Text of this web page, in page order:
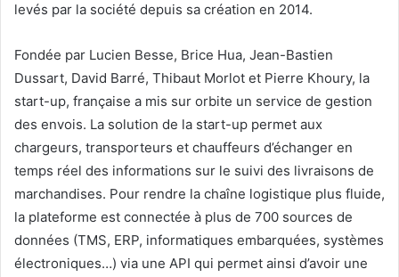
levés par la société depuis sa création en 2014.
Fondée par Lucien Besse, Brice Hua, Jean-Bastien
Dussart, David Barré, Thibaut Morlot et Pierre Khoury, la
start-up, française a mis sur orbite un service de gestion
des envois. La solution de la start-up permet aux
chargeurs, transporteurs et chauffeurs d’échanger en
temps réel des informations sur le suivi des livraisons de
marchandises. Pour rendre la chaîne logistique plus fluide,
la plateforme est connectée à plus de 700 sources de
données (TMS, ERP, informatiques embarquées, systèmes
électroniques…) via une API qui permet ainsi d’avoir une